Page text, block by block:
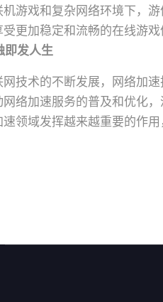
游戏和复杂网络环境下，
更加稳定和流畅的在线游戏
即发人生
技术的不断发展，网络加
络加速服务的普及和优化
领域发挥越来越重要的作